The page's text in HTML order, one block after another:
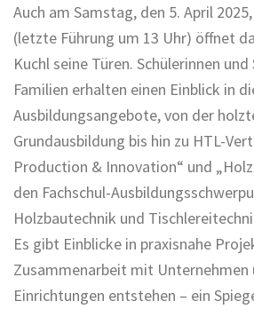
Auch am Samstag, den 5. April
(letzte Führung um 13 Uhr) öffnet
Kuchl seine Türen. Schülerinnen
Familien erhalten einen Einblick in
Ausbildungsangebote, von der
Grundausbildung bis hin zu HTL-
Production & Innovation“ und
den Fachschul-
Holzbautechnik und
Es gibt Einblicke in praxisnahe
Zusammenarbeit mit Unternehmen
Einrichtungen entstehen – ein